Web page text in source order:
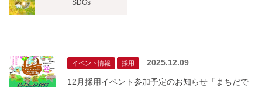
SDGs
イベント情報 採用 2025.12.09
12月採用イベント参加予定のお知らせ「まちだで